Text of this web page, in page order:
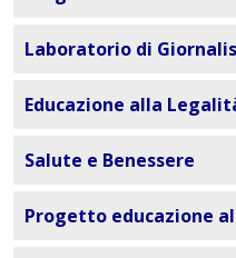
Laboratorio di
Educazione alla
Salute e Benessere
Progetto educazione